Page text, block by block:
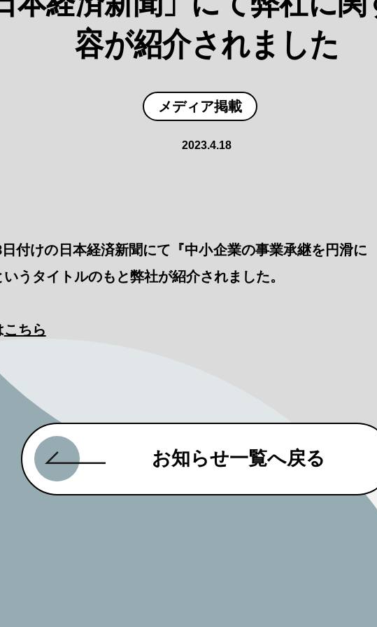
容が紹介されました
メディア掲載
2023.4.18
付けの日本経済新聞にて『中小企業の事業承継を円滑
うタイトルのもと弊社が紹介されました。
こちら
お知らせ一覧へ戻る